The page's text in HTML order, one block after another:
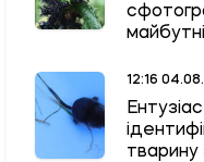
12:16
тварину